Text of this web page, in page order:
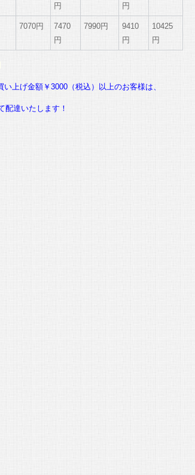
円
円
7070円
7470
円
7990円
9410
円
10425
円
上げ金額￥3000（税込）以上のお客様は、
配達いたします！